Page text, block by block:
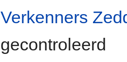
Verkenners
gecontroleerd